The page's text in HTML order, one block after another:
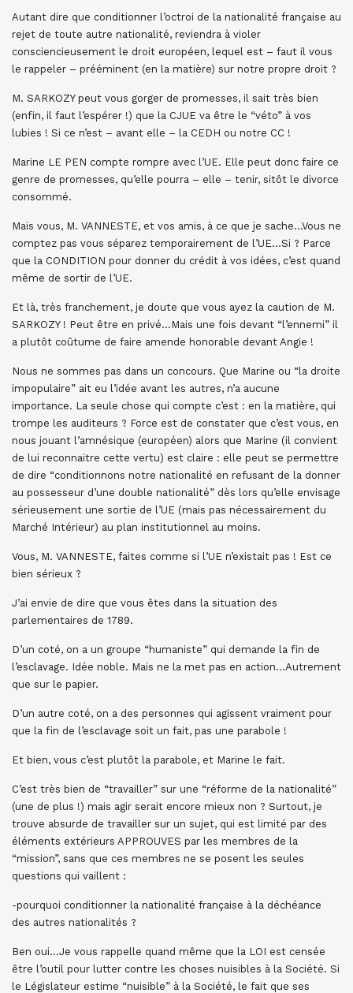
Autant dire que conditionner l’octroi de la nationalité française au
rejet de toute autre nationalité, reviendra à violer
consciencieusement le droit européen, lequel est – faut il vous
le rappeler – prééminent (en la matière) sur notre propre droit ?
M. SARKOZY peut vous gorger de promesses, il sait très bien
(enfin, il faut l’espérer !) que la CJUE va être le “véto” à vos
lubies ! Si ce n’est – avant elle – la CEDH ou notre CC !
Marine LE PEN compte rompre avec l’UE. Elle peut donc faire ce
genre de promesses, qu’elle pourra – elle – tenir, sitôt le divorce
consommé.
Mais vous, M. VANNESTE, et vos amis, à ce que je sache…Vous ne
comptez pas vous séparez temporairement de l’UE…Si ? Parce
que la CONDITION pour donner du crédit à vos idées, c’est quand
même de sortir de l’UE.
Et là, très franchement, je doute que vous ayez la caution de M.
SARKOZY ! Peut être en privé…Mais une fois devant “l’ennemi” il
a plutôt coûtume de faire amende honorable devant Angie !
Nous ne sommes pas dans un concours. Que Marine ou “la droite
impopulaire” ait eu l’idée avant les autres, n’a aucune
importance. La seule chose qui compte c’est : en la matière, qui
trompe les auditeurs ? Force est de constater que c’est vous, en
nous jouant l’amnésique (européen) alors que Marine (il convient
de lui reconnaitre cette vertu) est claire : elle peut se permettre
de dire “conditionnons notre nationalité en refusant de la donner
au possesseur d’une double nationalité” dès lors qu’elle envisage
sérieusement une sortie de l’UE (mais pas nécessairement du
Marché Intérieur) au plan institutionnel au moins.
Vous, M. VANNESTE, faites comme si l’UE n’existait pas ! Est ce
bien sérieux ?
J’ai envie de dire que vous êtes dans la situation des
parlementaires de 1789.
D’un coté, on a un groupe “humaniste” qui demande la fin de
l’esclavage. Idée noble. Mais ne la met pas en action…Autrement
que sur le papier.
D’un autre coté, on a des personnes qui agissent vraiment pour
que la fin de l’esclavage soit un fait, pas une parabole !
Et bien, vous c’est plutôt la parabole, et Marine le fait.
C’est très bien de “travailler” sur une “réforme de la nationalité”
(une de plus !) mais agir serait encore mieux non ? Surtout, je
trouve absurde de travailler sur un sujet, qui est limité par des
éléments extérieurs APPROUVES par les membres de la
“mission”, sans que ces membres ne se posent les seules
questions qui vaillent :
-pourquoi conditionner la nationalité française à la déchéance
des autres nationalités ?
Ben oui…Je vous rappelle quand même que la LOI est censée
être l’outil pour lutter contre les choses nuisibles à la Société. Si
le Législateur estime “nuisible” à la Société, le fait que ses